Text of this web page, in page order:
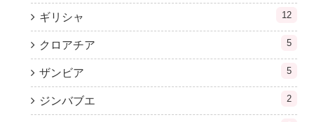
ギリシャ 12
クロアチア 5
ザンビア 5
ジンバブエ 2